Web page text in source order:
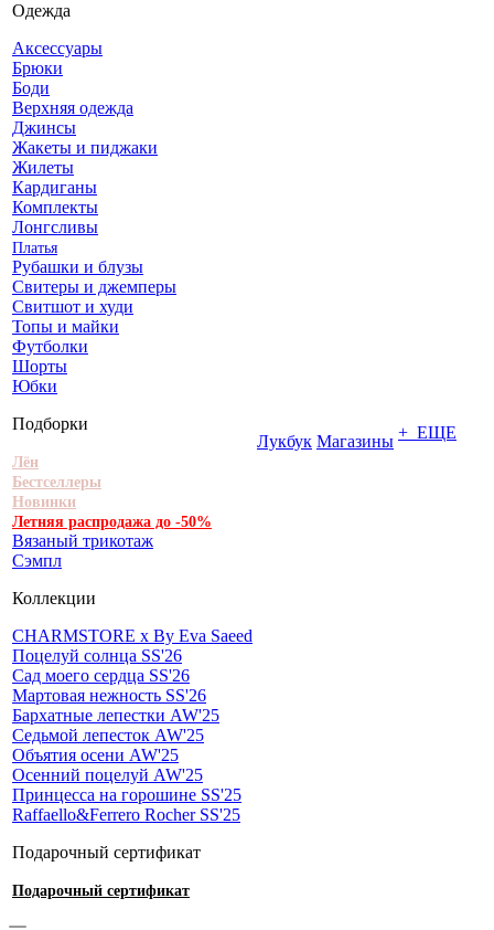
Одежда
Аксессуары
Брюки
Боди
Верхняя одежда
Джинсы
Жакеты и пиджаки
Жилеты
Кардиганы
Комплекты
Лонгсливы
Платья
Рубашки и блузы
Свитеры и джемперы
Свитшот и худи
Топы и майки
Футболки
Шорты
Юбки
Подборки
Лён
Бестселлеры
Новинки
Летняя распродажа до -50%
Вязаный трикотаж
Сэмпл
Коллекции
CHARMSTORE х By Eva Saeed
Поцелуй солнца SS'26
Сад моего сердца SS'26
Мартовая нежность SS'26
Бархатные лепестки AW'25
Седьмой лепесток AW'25
Объятия осени AW'25
Осенний поцелуй AW'25
Принцесса на горошине SS'25
Raffaello&Ferrero Rocher SS'25
Подарочный сертификат
Подарочный сертификат
Лукбук Магазины + ЕЩЕ